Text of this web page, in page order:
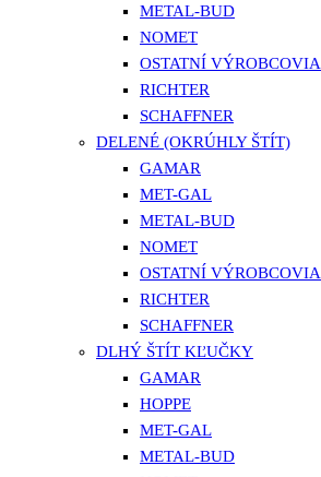
METAL-BUD
NOMET
OSTATNÍ VÝROBCOVIA
RICHTER
SCHAFFNER
DELENÉ (OKRÚHLY ŠTÍT)
GAMAR
MET-GAL
METAL-BUD
NOMET
OSTATNÍ VÝROBCOVIA
RICHTER
SCHAFFNER
DLHÝ ŠTÍT KĽUČKY
GAMAR
HOPPE
MET-GAL
METAL-BUD